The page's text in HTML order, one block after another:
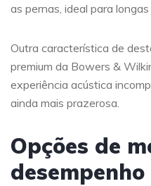
as pernas, ideal para longas
Outra característica de
premium da Bowers &
experiência acústica
ainda mais prazerosa.
Opções de
desempenho